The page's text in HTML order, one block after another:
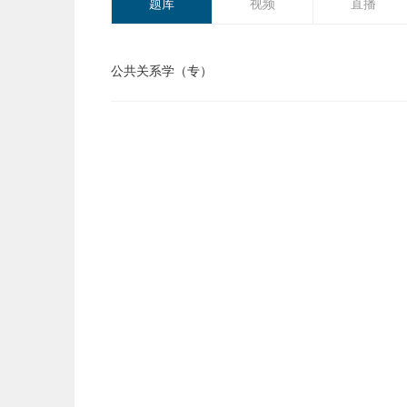
题库 视频 直播
公共关系学（专）